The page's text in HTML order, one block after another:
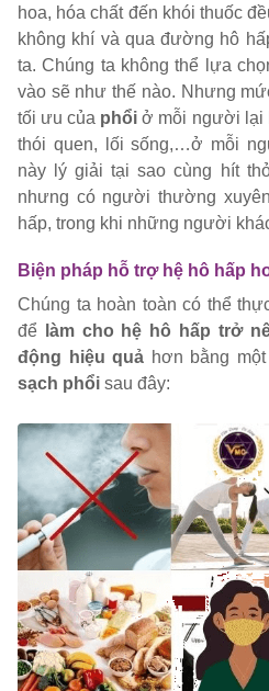
hoa, hóa chất đến khói thuốc
không khí và qua đường hô
ta. Chúng ta không thể lựa
vào sẽ như thế nào. Nhưng
tối ưu của phổi ở mỗi người lại
thói quen, lối sống,…ở mỗi
này lý giải tại sao cùng hít
nhưng có người thường
hấp, trong khi những người
Biện pháp hỗ trợ hệ hô hấp
Chúng ta hoàn toàn có thể
để
làm cho hệ hô hấp trở
động hiệu quả hơn bằng
sạch phổi sau đây: